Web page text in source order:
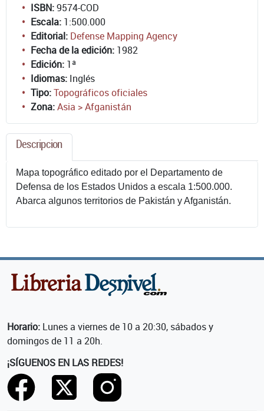
ISBN:9574-COD
Escala: 1:500.000
Editorial: Defense Mapping Agency
Fecha de la edición: 1982
Edición: 1ª
Idiomas: Inglés
Tipo:Topográficos oficiales
Zona:Asia > Afganistán
Descripcion
Mapa topográfico editado por el Departamento de
Defensa de los Estados Unidos a escala 1:500.000.
Abarca algunos territorios de Pakistán y Afganistán.
Horario: Lunes a viernes de 10 a 20:30, sábados y
domingos de 11 a 20h.
¡SÍGUENOS EN LAS REDES!